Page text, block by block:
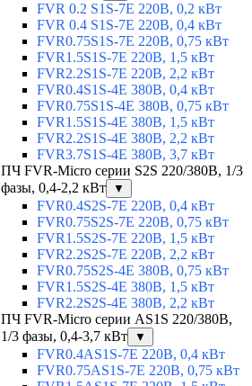
FVR 0.2 S1S-7E 220В, 0,2 кВт
FVR 0.4 S1S-7E 220В, 0,4 кВт
FVR0.75S1S-7E 220В, 0,75 кВт
FVR1.5S1S-7E 220В, 1,5 кВт
FVR2.2S1S-7E 220В, 2,2 кВт
FVR0.4S1S-4E 380В, 0,4 кВт
FVR0.75S1S-4E 380В, 0,75 кВт
FVR1.5S1S-4E 380В, 1,5 кВт
FVR2.2S1S-4E 380В, 2,2 кВт
FVR3.7S1S-4E 380В, 3,7 кВт
ПЧ FVR-Micro серии S2S 220/380В, 1/3
фазы, 0,4-2,2 кВт
▼
FVR0.4S2S-7E 220В, 0,4 кВт
FVR0.75S2S-7E 220В, 0,75 кВт
FVR1.5S2S-7E 220В, 1,5 кВт
FVR2.2S2S-7E 220В, 2,2 кВт
FVR0.75S2S-4E 380В, 0,75 кВт
FVR1.5S2S-4E 380В, 1,5 кВт
FVR2.2S2S-4E 380В, 2,2 кВт
ПЧ FVR-Micro серии AS1S 220/380В,
1/3 фазы, 0,4-3,7 кВт
▼
FVR0.4AS1S-7E 220В, 0,4 кВт
FVR0.75AS1S-7E 220В, 0,75 кВт